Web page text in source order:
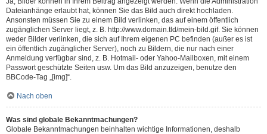
Dateianhänge erlaubt hat, können Sie das Bild auch direkt hochladen.
Ansonsten müssen Sie zu einem Bild verlinken, das auf einem öffentlich
zugänglichen Server liegt, z. B. http://www.domain.tld/mein-bild.gif. Sie können
weder Bilder verlinken, die sich auf Ihrem eigenen PC befinden (außer es ist
ein öffentlich zugänglicher Server), noch zu Bildern, die nur nach einer
Anmeldung verfügbar sind, z. B. Hotmail- oder Yahoo-Mailboxen, mit einem
Passwort geschützte Seiten usw. Um das Bild anzuzeigen, benutze den
BBCode-Tag „[img]“.
Nach oben
Was sind globale Bekanntmachungen?
Globale Bekanntmachungen beinhalten wichtige Informationen, deshalb